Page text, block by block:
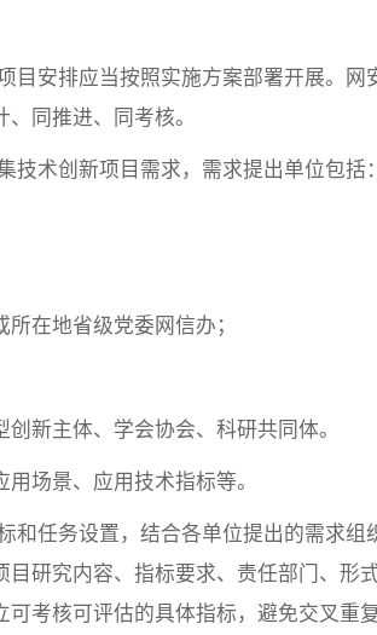
安排应当按照实施方案部署开展。网
同推进、同考核。
术创新项目需求，需求提出单位包括
在地省级党委网信办；
新主体、学会协会、科研共同体。
场景、应用技术指标等。
任务设置，结合各单位提出的需求组
研究内容、指标要求、责任部门、形
考核可评估的具体指标，避免交叉重